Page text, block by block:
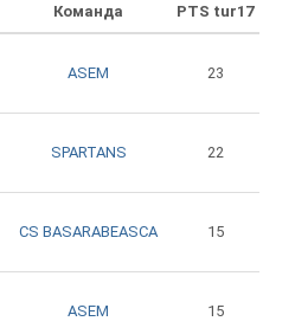
Команда PTS tur17
ASEM 23
SPARTANS 22
CS BASARABEASCA 15
ASEM 15